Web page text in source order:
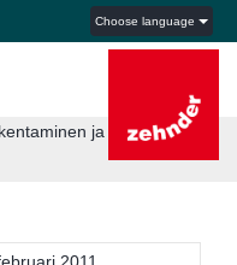
Choose language
ja Sisustaminen